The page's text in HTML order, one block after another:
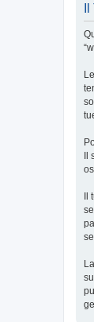
Il
Il